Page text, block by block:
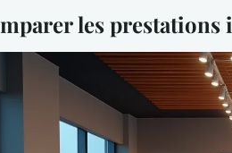
les prestations